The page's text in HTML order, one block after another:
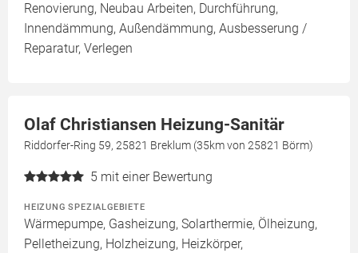
Renovierung, Neubau Arbeiten, Durchführung,
Innendämmung, Außendämmung, Ausbesserung /
Reparatur, Verlegen
Olaf Christiansen Heizung-Sanitär
Riddorfer-Ring 59, 25821 Breklum (35km von 25821 Börm)
5 mit einer Bewertung
HEIZUNG SPEZIALGEBIETE
Wärmepumpe, Gasheizung, Solarthermie, Ölheizung,
Pelletheizung, Holzheizung, Heizkörper,